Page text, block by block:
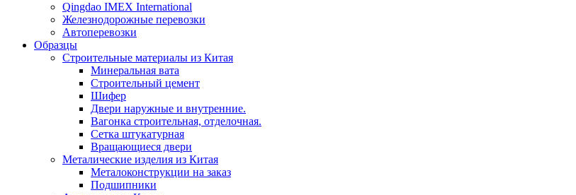
Qingdao IMEX International
Железнодорожные перевозки
Автоперевозки
Образцы
Строительные материалы из Китая
Минеральная вата
Строительный цемент
Шифер
Двери наружные и внутренние.
Вагонка строительная, отделочная.
Сетка штукатурная
Вращающиеся двери
Металические изделия из Китая
Металоконструкции на заказ
Подшипники